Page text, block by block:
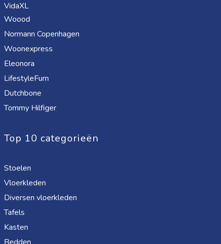
VidaXL
Woood
Normann Copenhagen
Woonexpress
Eleonora
LifestyleFurn
Dutchbone
Tommy Hilfiger
Top 10 categorieën
Stoelen
Vloerkleden
Diversen vloerkleden
Tafels
Kasten